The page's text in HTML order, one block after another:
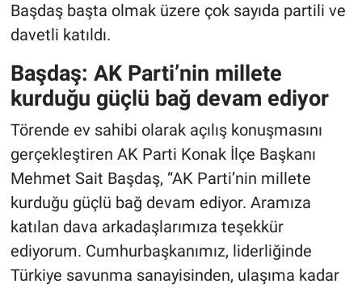
Başdaş başta olmak üzere çok sayıda partili ve
davetli katıldı.
Başdaş: AK Parti’nin millete
kurduğu güçlü bağ devam ediyor
Törende ev sahibi olarak açılış konuşmasını
gerçekleştiren AK Parti Konak İlçe Başkanı
Mehmet Sait Başdaş, “AK Parti’nin millete
kurduğu güçlü bağ devam ediyor. Aramıza
katılan dava arkadaşlarımıza teşekkür
ediyorum. Cumhurbaşkanımız, liderliğinde
Türkiye savunma sanayisinden, ulaşıma kadar